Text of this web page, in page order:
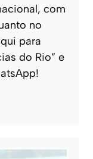
com
no
para
do Rio” e